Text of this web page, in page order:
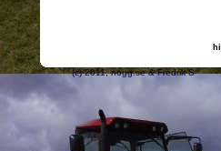
(c) 2011, nogg.se